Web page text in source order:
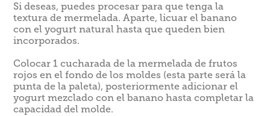
Si deseas, puedes procesar para que tenga la
textura de mermelada. Aparte, licuar el banano
con el yogurt natural hasta que queden bien
incorporados.
Colocar 1 cucharada de la mermelada de frutos
rojos en el fondo de los moldes (esta parte será la
punta de la paleta), posteriormente adicionar el
yogurt mezclado con el banano hasta completar la
capacidad del molde.